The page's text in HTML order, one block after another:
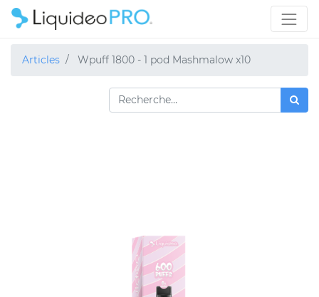
Articles Wpuff 1800 - 1 pod Mashmalow x10